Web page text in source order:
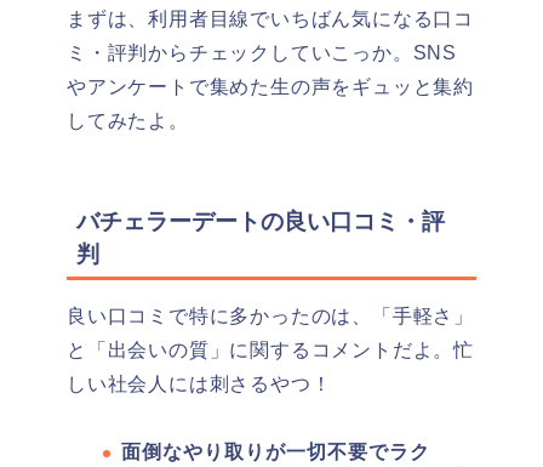
まずは、利用者目線でいちばん気になる口コ
ミ・評判からチェックしていこっか。SNS
やアンケートで集めた生の声をギュッと集約
してみたよ。
バチェラーデートの良い口コミ・評
判
良い口コミで特に多かったのは、「手軽さ」
と「出会いの質」に関するコメントだよ。忙
しい社会人には刺さるやつ！
面倒なやり取りが一切不要でラク